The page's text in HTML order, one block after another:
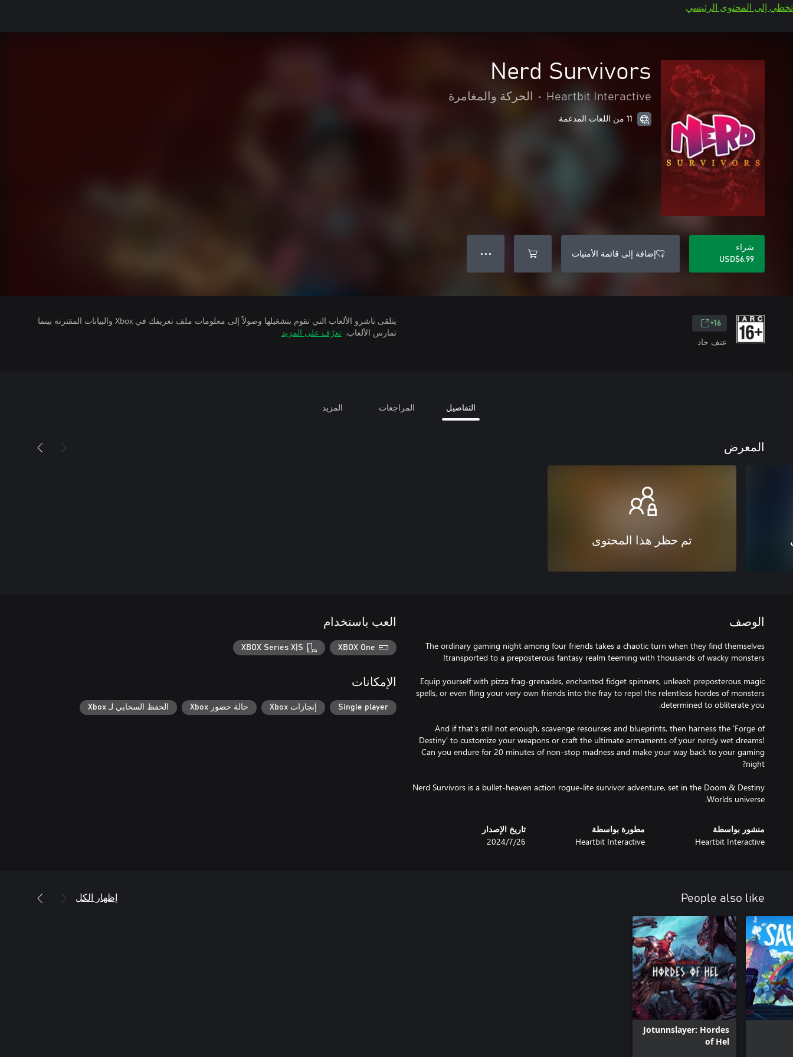
تخطي إلى المحتوى الرئيسي
Nerd Survivors
Heartbit Interactive
• الحركة والمغامرة
11 من اللغات المدعمة
شراء
USD$6.99
إضافة إلى قائمة الأمنيات ● ● ●
16+
عنف حاد
يتلقى ناشرو الألعاب التي تقوم بتشغيلها وصولاً إلى معلومات ملف تعريفك في Xbox والبيانات المقترنة بينما
تمارس الألعاب. تعرّف على المزيد
التفاصيل المراجعات المزيد
المعرض
تم حظر هذا المحتوى
الوصف
The ordinary gaming night among four friends takes a chaotic turn when they find themselves
Equip yourself with pizza frag-grenades, enchanted fidget spinners, unleash preposterous magic
spells, or even fling your very own friends into the fray to repel the relentless hordes of monsters
And if that's still not enough, scavenge resources and blueprints, then harness the 'Forge of
Destiny' to customize your weapons or craft the ultimate armaments of your nerdy wet dreams!
Can you endure for 20 minutes of non-stop madness and make your way back to your gaming
Nerd Survivors is a bullet-heaven action rogue-lite survivor adventure, set in the Doom & Destiny
Worlds universe.
منشور بواسطة
Heartbit Interactive
مطورة بواسطة
Heartbit Interactive
تاريخ الإصدار
26‏/7‏/2024
العب باستخدام
XBOX One
XBOX Series X|S
الإمكانات
Single player إنجازات Xbox حالة حضور Xbox الحفظ السحابي لـ Xbox
People also like إظهار الكل
Jotunnslayer: Hordes
of Hel